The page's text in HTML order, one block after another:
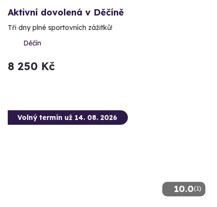
Aktivní dovolená v Děčíně
Tři dny plné sportovních zážitků!
Děčín
8 250 Kč
10.0(1)
Volný termín už 14. 08. 2026